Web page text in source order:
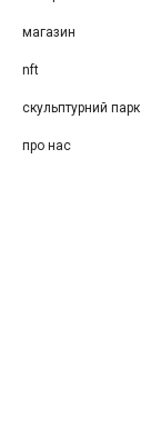
магазин
nft
скульптурний парк
про нас